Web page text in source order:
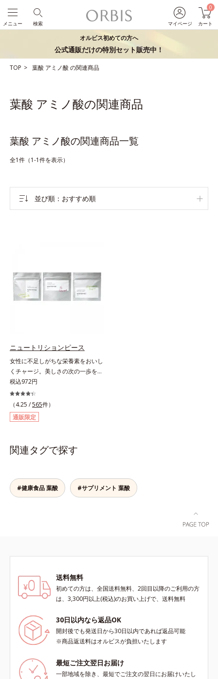
マイページ
0
カート
検索
メニュー
オルビス初めての方へ
公式通販だけの特別セット販売中！
TOP 葉酸 アミノ酸 の関連商品
葉酸 アミノ酸の関連商品
葉酸 アミノ酸の関連商品一覧
全1件（1-1件を表示）
並び順 おすすめ順
ニュートリションピース
女性に不足しがちな栄養素をおいし
くチャージ。美しさの次の一歩を引
き出すタブレット。現代女性に不足
しがちな栄養素に着目。ぽいっとひ
と口補いやすい６種類の「キレイの
素」、タブレットタイプのサプリメ
ントシリーズです。女性の不足栄養
＆葉酸」、独自加工のビタミンCで
リズムづくりで快調を目指す「オリ
ゴ糖＆酵素」、いつだってイキイ
ける女性こそ不足しやすい栄養素を
ポートする「カルシウム＆ビタミン
D」の全６種類。体の中からキレイ
の土台を整え、美しさの次の一歩を
歩きやすいパウチタイプなので、い
つでもどこでも手軽にカリッとチャ
ージ。フルーツ風味だから、おやつ
税込972円
（4.25 /565件）
通販限定
関連タグで探す
#健康食品 葉酸 #サプリメント 葉酸
送料無料
初めての方は、全国送料無料、2回目以降のご利用の方
は、3,300円以上(税込)のお買い上げで、送料無料
30日以内なら返品OK
開封後でも発送日から30日以内であれば返品可能
※商品返送料はオルビスが負担いたします
最短ご注文翌日お届け
一部地域を除き、最短でご注文の翌日にお届けいたし